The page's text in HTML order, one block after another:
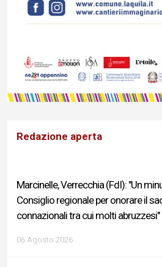
Redazione aperta
Marcinelle, Verrecchia (FdI): "Un
Consiglio regionale per onorare il
connazionali tra cui molti abruzzesi"
06 Agosto 2026